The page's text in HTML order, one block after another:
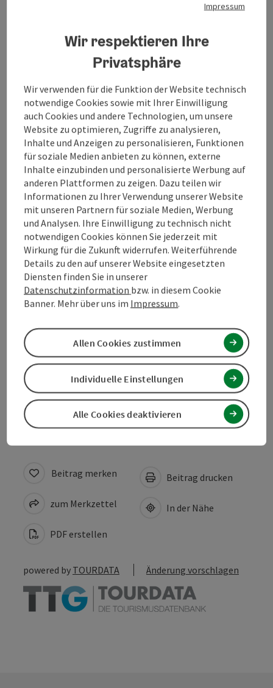
Tour und Routeninformationen
An der Strecke
Anreise/Lage
Eignung
Barrierefreiheit
Wegbetreuer
Kontakt
Unterkünfte
Gastronomie
Zustimmungserklärung
Beitrag merken
zum Merkzettel
PDF erstellen
Beitrag drucken
In der Nähe
powered by TOURDATA Änderung vorschlagen
Impressum
Wir respektieren Ihre
Privatsphäre
Wir verwenden für die Funktion der Website technisch
notwendige Cookies sowie mit Ihrer Einwilligung
auch Cookies und andere Technologien, um unsere
Website zu optimieren, Zugriffe zu analysieren,
Inhalte und Anzeigen zu personalisieren, Funktionen
für soziale Medien anbieten zu können, externe
Inhalte einzubinden und personalisierte Werbung auf
anderen Plattformen zu zeigen. Dazu teilen wir
Informationen zu Ihrer Verwendung unserer Website
mit unseren Partnern für soziale Medien, Werbung
und Analysen. Ihre Einwilligung zu technisch nicht
notwendigen Cookies können Sie jederzeit mit
Wirkung für die Zukunft widerrufen. Weiterführende
Details zu den auf unserer Website eingesetzten
Diensten finden Sie in unserer
Datenschutzinformation bzw. in diesem Cookie
Banner. Mehr über uns im Impressum.
Alle Cookies deaktivieren
Individuelle Einstellungen
Allen Cookies zustimmen